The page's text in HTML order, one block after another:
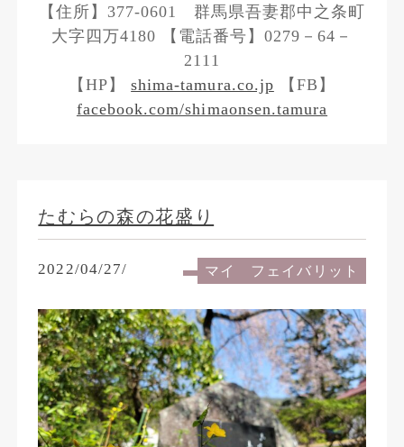
【住所】377-0601 群馬県吾妻郡中之条町
大字四万4180 【電話番号】0279－64－
2111
【HP】shima-tamura.co.jp 【FB】
facebook.com/shimaonsen.tamura
たむらの森の花盛り
2022/04/27/ マイ フェイバリット